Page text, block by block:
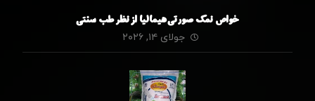
خواص نمک صورتی هیمالیا از نظر طب سنتی
جولای ۱۴, ۲۰۲۶